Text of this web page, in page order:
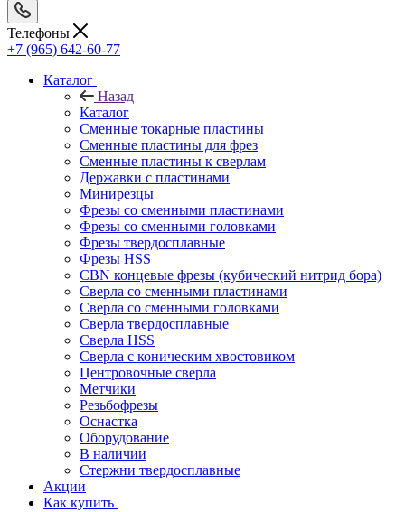
Телефоны
+7 (965) 642-60-77
Каталог
Назад
Каталог
Сменные токарные пластины
Сменные пластины для фрез
Сменные пластины к сверлам
Державки с пластинами
Минирезцы
Фрезы со сменными пластинами
Фрезы со сменными головками
Фрезы твердосплавные
Фрезы HSS
CBN концевые фрезы (кубический нитрид бора)
Сверла со сменными пластинами
Сверла со сменными головками
Сверла твердосплавные
Сверла HSS
Сверла с коническим хвостовиком
Центровочные сверла
Метчики
Резьбофрезы
Оснастка
Оборудование
В наличии
Стержни твердосплавные
Акции
Как купить